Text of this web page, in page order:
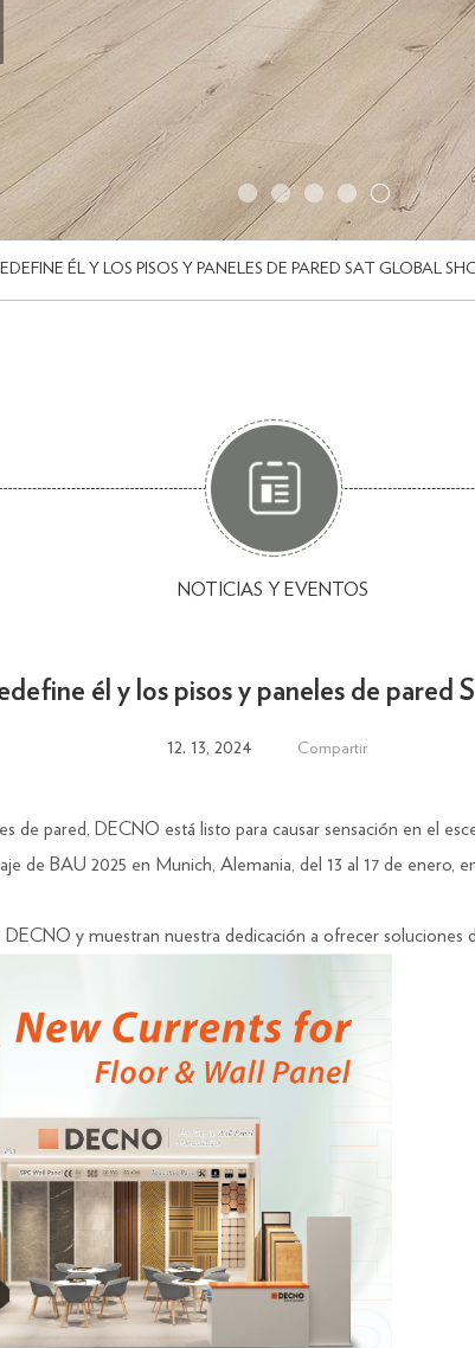
ÉL Y LOS PISOS Y PANELES DE PARED SAT GLOBAL
NOTICIAS Y EVENTOS
él y los pisos y paneles de pared
12. 13, 2024 Compartir
de pared, DECNO está listo para causar sensación en el
BAU 2025 en Munich, Alemania, del 13 al 17 de enero,
y muestran nuestra dedicación a ofrecer soluciones